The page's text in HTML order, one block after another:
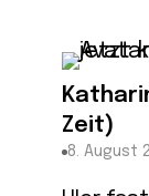
Zeit)
8. August